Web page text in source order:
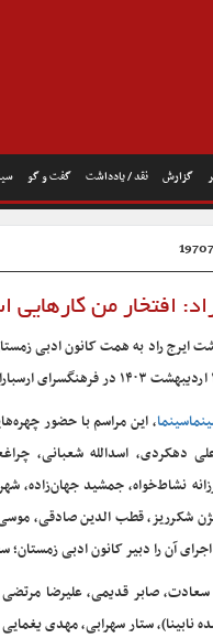
گزارش نقد / یادداشت گفت و گو
افتخار من کارهایی
ایرج راد به همت کانون ادبی
، این مراسم با حضور
دهکردی، اسدالله شعبانی،
نشاط‌خواه، جمشید جهان‌زاده،
شکرریز، قطب الدین صادقی،
آن را دبیر کانون ادبی
صابر قدیمی، علیرضا
ستار سهرابی، مهدی یغمایی